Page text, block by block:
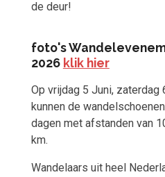
de deur!
foto's
2026 klik hier
Op vrijdag 5 Juni, zaterdag
kunnen de
dagen met afstanden van
km.
Wandelaars uit heel